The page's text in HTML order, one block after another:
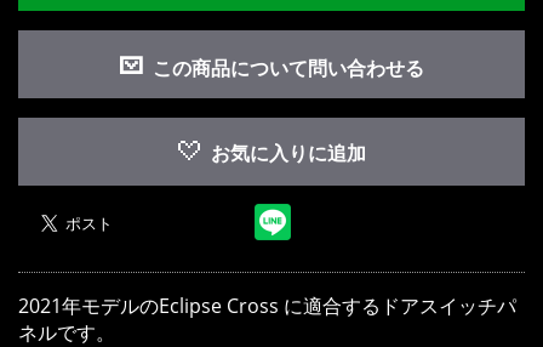
この商品について問い合わせる
お買い物を続ける カートへ進む
お気に入りに追加
2021年モデルのEclipse Cross に適合するドアスイッチパ
ネルです。